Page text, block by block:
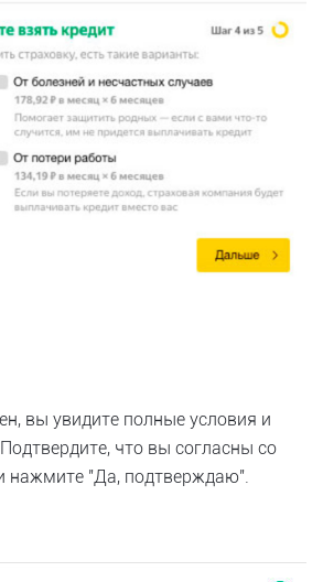
вы увидите полные условия и
что вы согласны со
нажмите "Да, подтверждаю".